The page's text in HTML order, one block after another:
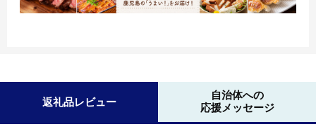
返礼品レビュー
自治体への
応援メッセージ